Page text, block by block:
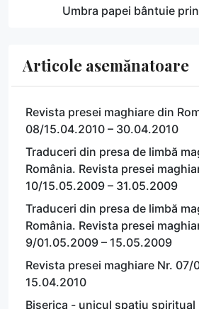
Umbra papei bântuie
Articole asemănatoare
Revista presei maghiare din
08/15.04.2010 – 30.04.2010
Traduceri din presa de limbă
România. Revista presei
10/15.05.2009 – 31.05.2009
Traduceri din presa de limbă
România. Revista presei
9/01.05.2009 – 15.05.2009
Revista presei maghiare Nr. 07/
15.04.2010
Biserica - unicul spațiu